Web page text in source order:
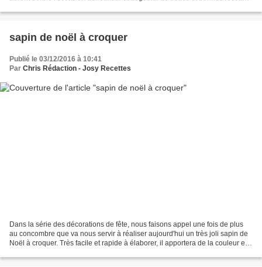
sapin de noël à croquer
Publié le 03/12/2016 à 10:41
Par Chris Rédaction - Josy Recettes
Dans la série des décorations de fête, nous faisons appel une fois de plus
au concombre que va nous servir à réaliser aujourd'hui un très joli sapin de
Noël à croquer. Très facile et rapide à élaborer, il apportera de la couleur et